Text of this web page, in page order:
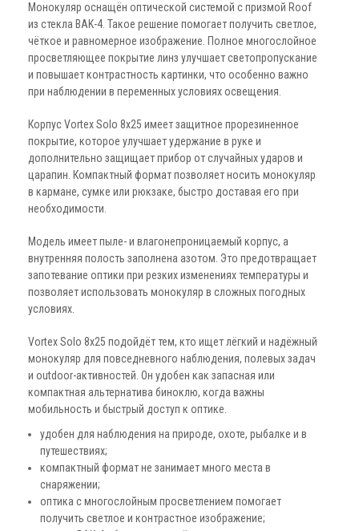
Монокуляр оснащён оптической системой с призмой Roof
из стекла BAK-4. Такое решение помогает получить светлое,
чёткое и равномерное изображение. Полное многослойное
просветляющее покрытие линз улучшает светопропускание
и повышает контрастность картинки, что особенно важно
при наблюдении в переменных условиях освещения.
Корпус Vortex Solo 8x25 имеет защитное прорезиненное
покрытие, которое улучшает удержание в руке и
дополнительно защищает прибор от случайных ударов и
царапин. Компактный формат позволяет носить монокуляр
в кармане, сумке или рюкзаке, быстро доставая его при
необходимости.
Модель имеет пыле- и влагонепроницаемый корпус, а
внутренняя полость заполнена азотом. Это предотвращает
запотевание оптики при резких изменениях температуры и
позволяет использовать монокуляр в сложных погодных
условиях.
Vortex Solo 8x25 подойдёт тем, кто ищет лёгкий и надёжный
монокуляр для повседневного наблюдения, полевых задач
и outdoor-активностей. Он удобен как запасная или
компактная альтернатива биноклю, когда важны
мобильность и быстрый доступ к оптике.
удобен для наблюдения на природе, охоте, рыбалке и в
путешествиях;
компактный формат не занимает много места в
снаряжении;
оптика с многослойным просветлением помогает
получить светлое и контрастное изображение;